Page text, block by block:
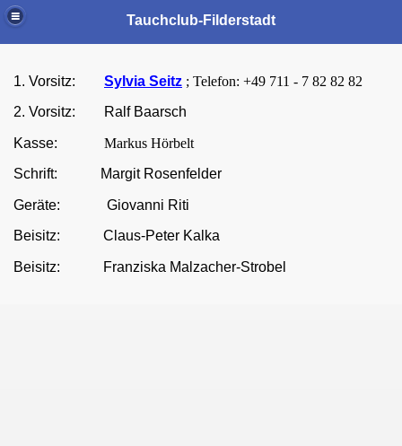
Tauchclub-Filderstadt
1. Vorsitz: Sylvia Seitz ; Telefon: +49 711 - 7 82 82 82
2. Vorsitz: Ralf Baarsch
Kasse: Markus Hörbelt
Schrift: Margit Rosenfelder
Geräte: Giovanni Riti
Beisitz: Claus-Peter Kalka
Beisitz: Franziska Malzacher-Strobel